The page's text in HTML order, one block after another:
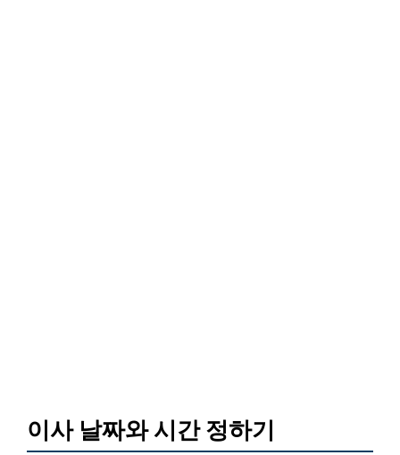
이사 날짜와 시간 정하기